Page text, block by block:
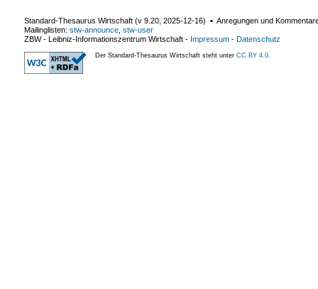
Standard-Thesaurus Wirtschaft (v 9.20 2025-12-16) ▪ Anregungen und
Mailinglisten: stw-announce stw-user
ZBW - Leibniz-Informationszentrum Wirtschaft - Impressum - Datenschutz
Der Standard-Thesaurus Wirtschaft steht unter CC BY 4.0